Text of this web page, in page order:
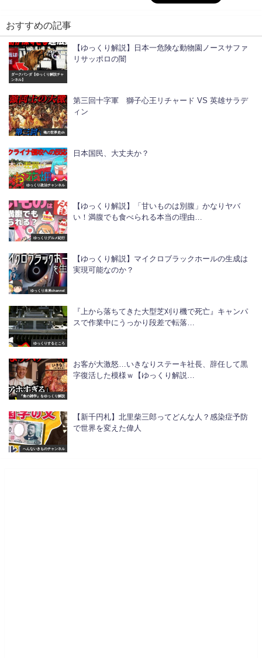
おすすめの記事
ダークパンダ【ゆっくり解説チャ
ンネル】
【ゆっくり解説】日本一危険な動物園ノースサファ
リサッポロの闇
俺の世界史ch
第三回十字軍 獅子心王リチャード VS 英雄サラデ
ィン
ゆっくり政治チャンネル
日本国民、大丈夫か？
ゆっくりグルメ紀行
【ゆっくり解説】「甘いものは別腹」かなりヤバ
い！満腹でも食べられる本当の理由…
ゆっくり未来channel
【ゆっくり解説】マイクロブラックホールの生成は
実現可能なのか？
ゆっくりするところ
『上から落ちてきた大型芝刈り機で死亡』キャンパ
スで作業中にうっかり段差で転落…
『食の雑学』をゆっくり解説
お客が大激怒…いきなりステーキ社長、辞任して黒
字復活した模様ｗ【ゆっくり解説…
へんないきものチャンネル
【新千円札】北里柴三郎ってどんな人？感染症予防
で世界を変えた偉人